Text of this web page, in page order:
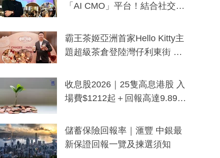
「AI CMO」平台！結合社交聆
分鐘生成「貼地」宣傳短片
霸王茶姬亞洲首家Hello Kitty主
題超級茶倉登陸灣仔利東街 推
y及香港限定特調系列
收息股2026｜25隻高息港股 入
場費$1212起＋回報高達9.89
儲蓄保險回報率｜滙豐 中銀最
新保證回報一覽及揀選須知